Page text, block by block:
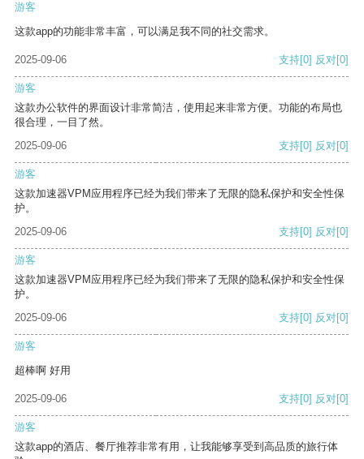
游客
这款app的功能非常丰富，可以满足我不同的社交需求。
2025-09-06 支持[0] 反对[0]
游客
这款办公软件的界面设计非常简洁，使用起来非常方便。功能的布局也
很合理，一目了然。
2025-09-06
支持[0] 反对[0]
游客
这款加速器VPM应用程序已经为我们带来了无限的隐私保护和安全性保
护。
2025-09-06
支持[0] 反对[0]
游客
这款加速器VPM应用程序已经为我们带来了无限的隐私保护和安全性保
护。
2025-09-06
支持[0] 反对[0]
游客
超棒啊 好用
2025-09-06 支持[0] 反对[0]
游客
这款app的酒店、餐厅推荐非常有用，让我能够享受到高品质的旅行体